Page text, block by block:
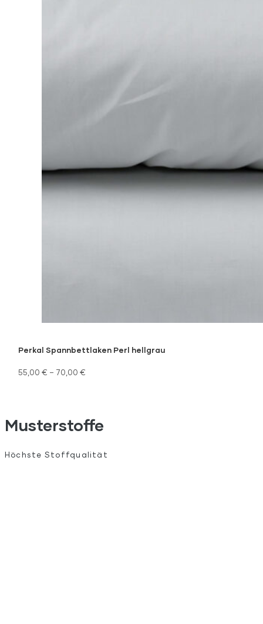
Perkal Spannbettlaken Perl hellgrau
55,00€ – 70,00€
Musterstoffe
Höchste Stoffqualität